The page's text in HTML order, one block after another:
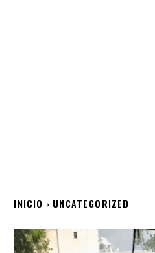
INICIO UNCATEGORIZED